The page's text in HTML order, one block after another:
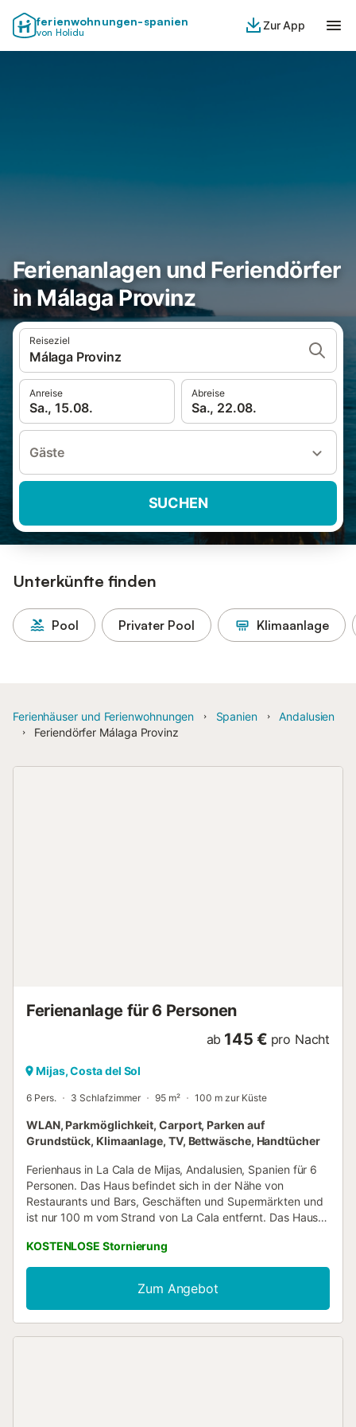
ferienwohnungen-spanien
von Holidu
Zur App
Ferienanlagen und Feriendörfer
in Málaga Provinz
Reiseziel
Málaga Provinz
Anreise
Sa., 15.08.
Abreise
Sa., 22.08.
Gäste
SUCHEN
Unterkünfte finden
Pool Privater Pool Klimaanlage
Ferienhäuser und Ferienwohnungen Spanien
Andalusien
Feriendörfer Málaga Provinz
Ferienanlage für 6 Personen
ab 145 € pro Nacht
Mijas, Costa del Sol
6 Pers. 3 Schlafzimmer 95 m² 100 m zur Küste
WLAN, Parkmöglichkeit, Carport, Parken auf
Grundstück, Klimaanlage, TV, Bettwäsche, Handtücher
Ferienhaus in La Cala de Mijas, Andalusien, Spanien für 6
Personen. Das Haus befindet sich in der Nähe von
Restaurants und Bars, Geschäften und Supermärkten und
ist nur 100 m vom Strand von La Cala entfernt. Das Haus
auf 2 Ebenen. Die Nähe zum Strand,
Einkaufsmöglichkeiten, Unterhaltungseinrichtungen und
Ausgehmöglichkeiten machen dieses Ferienhaus zu einem
idealen Ort, um Ihren Urlaub in Spanien mit Familie oder
Freunden zu verbringen. Innenbereich dieses Ferienhauses
KOSTENLOSE Stornierung
Zum Angebot